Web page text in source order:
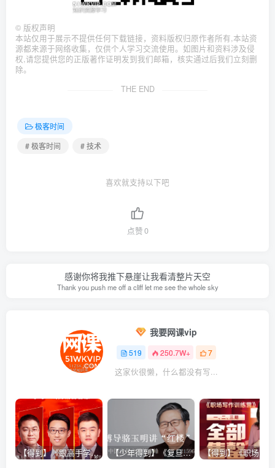
© 版权声明
本站仅用于展示不提供任何下载链接，资料版权归原作者所有,本站资
源都来源于网络收集，仅供个人学习交流使用。如图片和资料涉及侵
权,请您提供您的正版著作证明发到我们邮箱，核实通过后我们立刻删
除。
THE END
极客时间
# 极客时间
# 技术
喜欢就支持以下吧
点赞0
感谢你将我推下悬崖让我看清整片天空
Thank you push me off a cliff let me see the whole sky
我要网课vip
519 250.7W+ 7
这家伙很懒，什么都没有写...
【得到】《跟高手学销售系列课》 【少年得到】《复旦博导骆玉明讲“红楼”》